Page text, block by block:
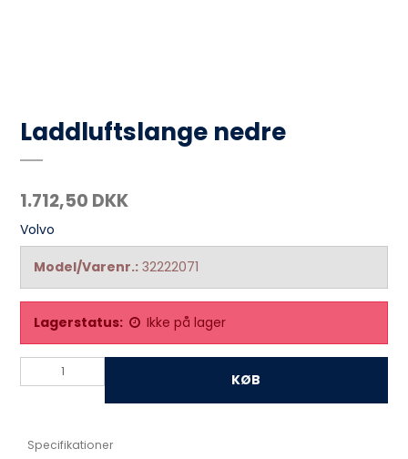
Laddluftslange nedre
1.712,50 DKK
Volvo
Model/Varenr.: 32222071
Lagerstatus: Ikke på lager
KØB
Specifikationer